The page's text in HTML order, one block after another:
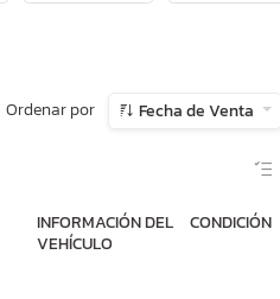
Ordenar por Fecha de Venta
INFORMACIÓN DEL
VEHÍCULO
CONDICIÓN